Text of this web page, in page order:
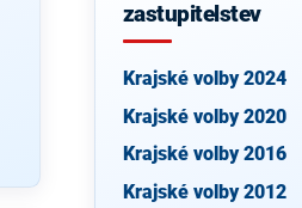
zastupitelstev
Krajské volby 2024
Krajské volby 2020
Krajské volby 2016
Krajské volby 2012